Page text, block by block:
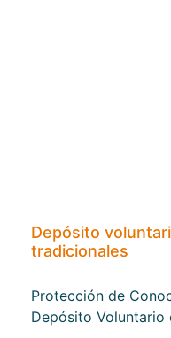
Depósito
tradicionales
Protección de
Depósito Voluntario